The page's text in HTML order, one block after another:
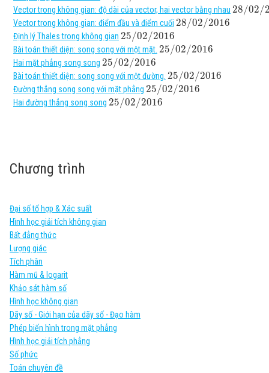
Vector trong không gian: độ dài của vector, hai vector bằng nhau 28/02/
Vector trong không gian: điểm đầu và điểm cuối 28/02/2016
Định lý Thales trong không gian 25/02/2016
Bài toán thiết diện: song song với một mặt. 25/02/2016
Hai mặt phẳng song song 25/02/2016
Bài toán thiết diện: song song với một đường. 25/02/2016
Đường thẳng song song với mặt phẳng 25/02/2016
Hai đường thẳng song song 25/02/2016
Chương trình
Đại số tổ hợp & Xác suất
Hình học giải tích không gian
Bất đẳng thức
Lượng giác
Tích phân
Hàm mũ & logarit
Khảo sát hàm số
Hình học không gian
Dãy số - Giới hạn của dãy số - Đạo hàm
Phép biến hình trong mặt phẳng
Hình học giải tích phẳng
Số phức
Toán chuyên đề